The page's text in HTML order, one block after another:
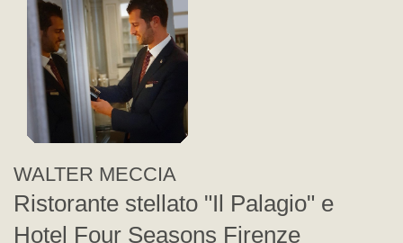
WALTER MECCIA
Ristorante stellato "Il Palagio" e
Hotel Four Seasons Firenze